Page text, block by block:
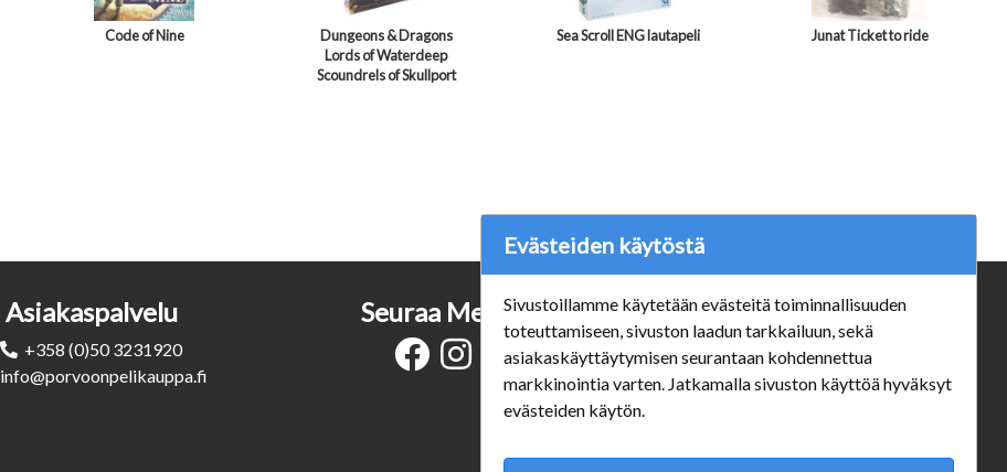
Code of Nine
Dungeons & Dragons
Lords of Waterdeep
Scoundrels of Skullport
Sea Scroll ENG lautapeli Junat Ticket to ride
Asiakaspalvelu
+358 (0)50 3231920
info@porvoonpelikauppa.fi
Verkkokauppa
#Yhteiskuntavastuu
#porvoonsithlord
Mannerheiminkatu 10 Aukioloajat:
Seuraa Meitä
Evästeiden käytöstä
Sivustoillamme käytetään evästeitä toiminnallisuuden
toteuttamiseen, sivuston laadun tarkkailuun, sekä
asiakaskäyttäytymisen seurantaan kohdennettua
markkinointia varten. Jatkamalla sivuston käyttöä hyväksyt
evästeiden käytön.